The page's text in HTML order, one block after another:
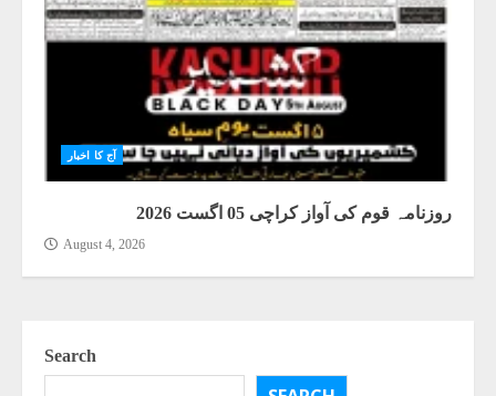
آج کا اخبار
روزنامہ قوم کی آواز کراچی 05 اگست 2026
August 4, 2026
Search